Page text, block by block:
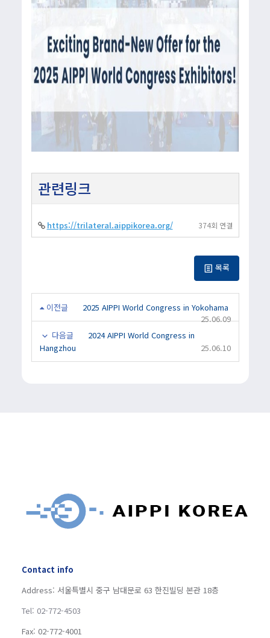
관련링크
https://trilateral.aippikorea.org/ 374회 연결
목록
이전글
2025 AIPPI World Congress in Yokohama
25.06.09
다음글
2024 AIPPI World Congress in
Hangzhou
25.06.10
Contact info
Address: 서울특별시 중구 남대문로 63 한진빌딩 본관 18층
Tel: 02-772-4503
Fax: 02-772-4001